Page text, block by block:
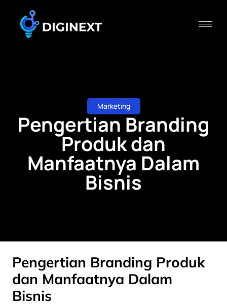
Marketing
Pengertian Branding
Produk dan
Manfaatnya Dalam
Bisnis
Pengertian Branding Produk
dan Manfaatnya Dalam
Bisnis